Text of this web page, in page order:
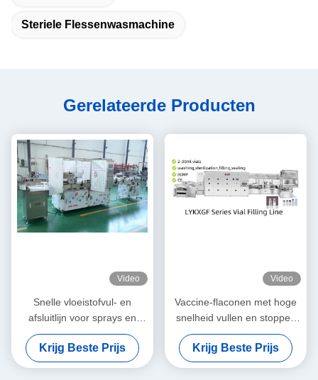
Steriele Flessenwasmachine
Gerelateerde Producten
Video
Snelle vloeistofvul- en
afsluitlijn voor sprays en
etherische oliën (10-50
ml)Precisie servo-
peristaltische dosering en
Krijg Beste Prijs
Video
Vaccine-flaconen met hoge
snelheid vullen en stoppen
cGMP-standaardconforme
automatisering voor mRNA &
biologics
Krijg Beste Prijs